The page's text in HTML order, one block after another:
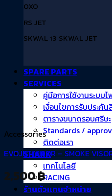
OXO
RS JET
SKWAL i3 SKWAL JET
SPARE PARTS
SERVICES
คู่มือการใช้งานระบบไ
เงื่อนไขการรับประกัน
ตารางขนาดรอบศรีษะ
Standards /
ติดต่อเรา
SHARK
เทคโนโลยี
RACING
ร้านตัวแทนจำหน่าย
Accessories
EVOJET VISOR – SMOKE
2,500฿